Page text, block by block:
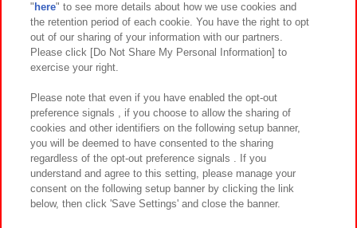
関連会社 サステナビリティ サイトポリシー
プライバシーポリシー ウェブアクセシビリティ方針と検証結果
お取引先さまとともに
カスタマーハラスメント対応方針 よくあるご質問・お問い合わせ
©Bandai Namco Amusement Inc.
" here" to see more details about how we use cookies and
the retention period of each cookie. You have the right to opt
out of our sharing of your information with our partners.
Please click [Do Not Share My Personal Information] to
exercise your right.
Please note that even if you have enabled the opt-out
preference signals , if you choose to allow the sharing of
cookies and other identifiers on the following setup banner,
you will be deemed to have consented to the sharing
regardless of the opt-out preference signals . If you
understand and agree to this setting, please manage your
consent on the following setup banner by clicking the link
below, then click 'Save Settings' and close the banner.